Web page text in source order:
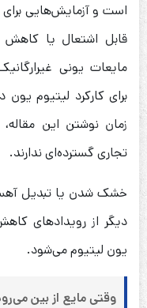
است و آزمایش‌هایی برای
قابل اشتعال یا کاهش
مایعات یونی
برای کارکرد لیتیوم
زمان نوشتن این
تجاری گسترده‌ای ندارند.
خشک شدن یا تبدیل
دیگر از رویدادهای
یون لیتیوم می‌شود.
وقتی مایع از بین